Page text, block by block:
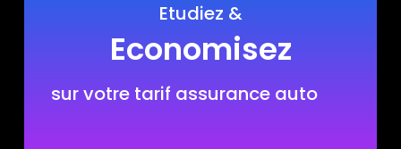
Etudiez &
Economisez
sur votre tarif assurance auto